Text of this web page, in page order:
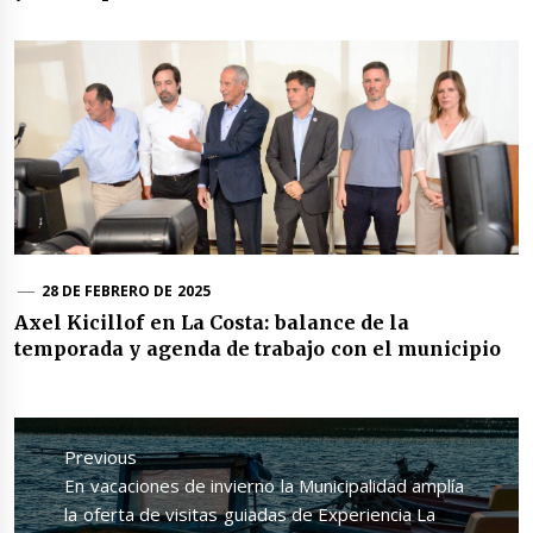
28 DE FEBRERO DE 2025
Axel Kicillof en La Costa: balance de la
temporada y agenda de trabajo con el municipio
Navegación
de
entradas
Previous
Previous
post:
En vacaciones de invierno la Municipalidad amplía
la oferta de visitas guiadas de Experiencia La